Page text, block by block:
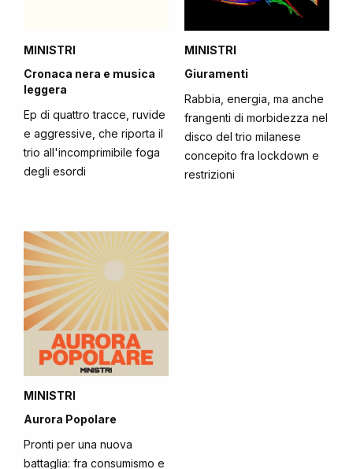
MINISTRI
Cronaca nera e musica
leggera
Ep di quattro tracce, ruvide
e aggressive, che riporta il
trio all'incomprimibile foga
degli esordi
MINISTRI
Giuramenti
Rabbia, energia, ma anche
frangenti di morbidezza nel
disco del trio milanese
concepito fra lockdown e
restrizioni
MINISTRI
Aurora Popolare
Pronti per una nuova
battaglia: fra consumismo e